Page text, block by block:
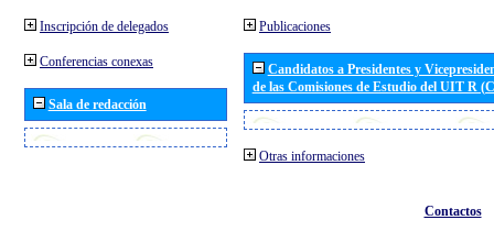
Inscripción de delegados
Conferencias conexas
Sala de redacción
Publicaciones
Candidatos a Presidentes y
de las Comisiones de Estudio del UIT R
Otras informaciones
Contactos